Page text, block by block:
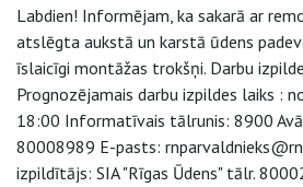
Labdien! Informējam, ka sakarā ar
atslēgta aukstā un karstā ūdens
īslaicīgi montāžas trokšņi. Darbu
Prognozējamais darbu izpildes laiks :
18:00 Informatīvais tālrunis: 8900
80008989 E-pasts:
izpildītājs: SIA "Rīgas Ūdens" tālr.